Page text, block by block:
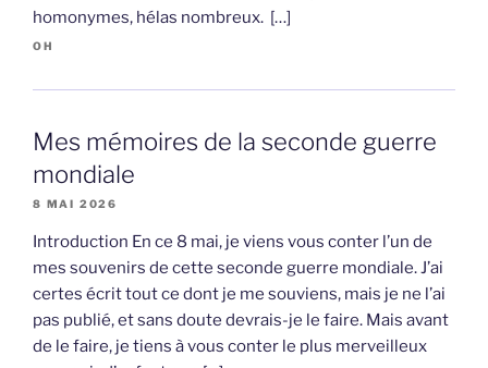
homonymes, hélas nombreux. […]
OH
Mes mémoires de la seconde guerre
mondiale
8 MAI 2026
Introduction En ce 8 mai, je viens vous conter l’un de
mes souvenirs de cette seconde guerre mondiale. J’ai
certes écrit tout ce dont je me souviens, mais je ne l’ai
pas publié, et sans doute devrais-je le faire. Mais avant
de le faire, je tiens à vous conter le plus merveilleux